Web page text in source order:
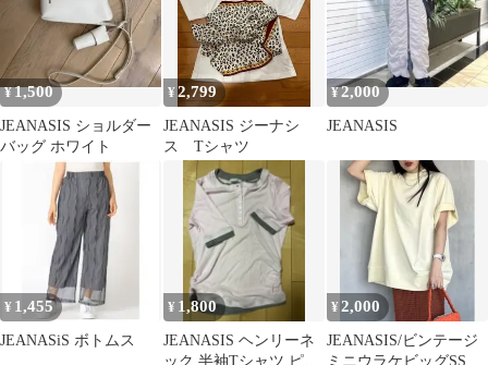
¥1,500
JEANASIS ショルダー
バッグ ホワイト
¥2,799
JEANASIS ジーナシ
ス Tシャツ
¥2,000
JEANASIS
¥ 1,455
JEANASiS ボトムス
¥ 1,800
JEANASIS ヘンリーネ
ック 半袖Tシャツ ピン
¥2,000
JEANASIS/ビンテージ
ミニウラケビッグSS